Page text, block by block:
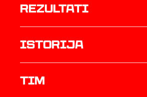
rezultati
istorija
TIM